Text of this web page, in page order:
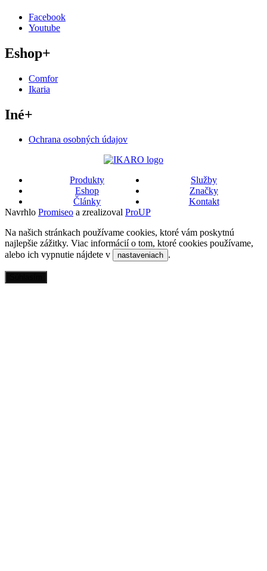
Facebook
Youtube
Eshop+
Comfor
Ikaria
Iné+
Ochrana osobných údajov
Produkty
Služby
Eshop
Značky
Články
Kontakt
Navrhlo Promiseo a zrealizoval ProUP
Na našich stránkach používame cookies, ktoré vám poskytnú
najlepšie zážitky. Viac informácií o tom, ktoré cookies používame,
alebo ich vypnutie nájdete v
nastaveniach .